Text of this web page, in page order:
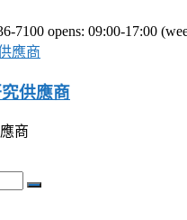
7100 opens: 09:00-17:00
供應商
商